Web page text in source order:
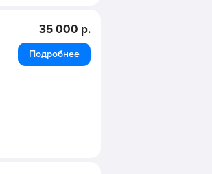
35 000 р.
Подробнее